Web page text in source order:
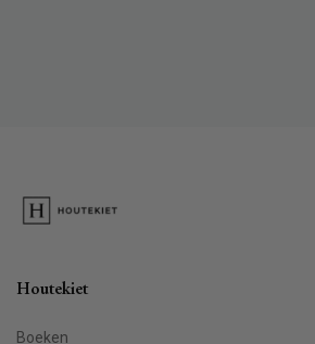
Houtekiet
Boeken